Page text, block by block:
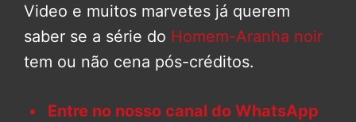
Video e muitos marvetes já querem
saber se a série do Homem-Aranha noir
tem ou não cena pós-créditos.
Entre no nosso canal do WhatsApp